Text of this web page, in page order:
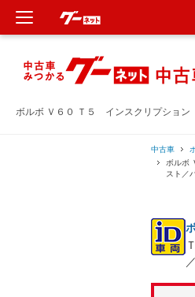
ボルボ Ｖ６０ Ｔ５ インスクリプショ
中古車
ボルボ
スト／
新車
中古車